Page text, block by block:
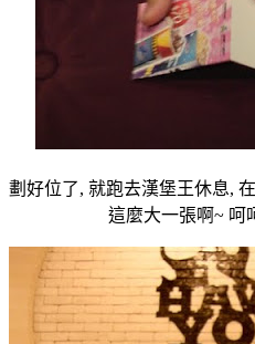
劃好位了, 就跑去漢堡王休息,
這麼大一張啊~ 呵